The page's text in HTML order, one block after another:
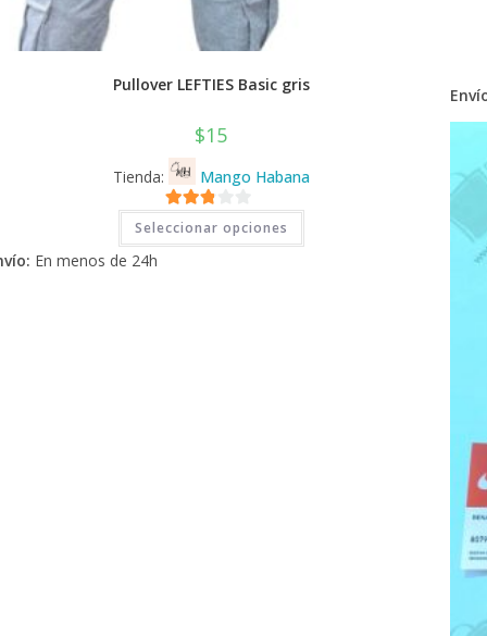
Pullover LEFTIES Basic gris
$15
Tienda: Mango Habana
2.71
de 5
Seleccionar opciones
Este
tiene
En menos de 24h